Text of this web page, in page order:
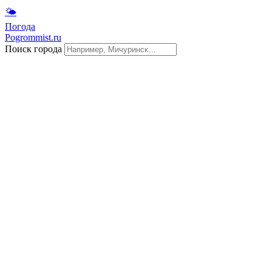
🌤
Погода
Pogrommist.ru
Поиск города